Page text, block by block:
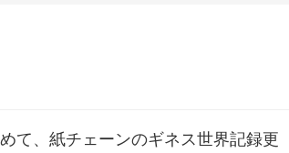
て、紙チェーンのギネス世界記録更